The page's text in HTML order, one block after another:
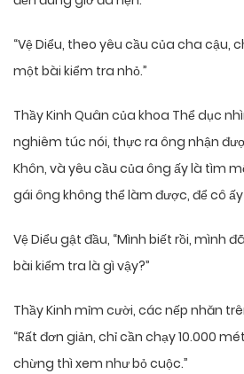
“Vệ Diểu, theo yêu cầu của cha cậu,
một bài kiểm tra nhỏ.”
Thầy Kinh Quân của khoa Thể dục
nghiêm túc nói, thực ra ông nhận
Khôn, và yêu cầu của ông ấy là tìm
gái ông không thể làm được, để cô
Vệ Diểu gật đầu, “Mình biết rồi, mình
bài kiểm tra là gì vậy?”
Thầy Kinh mỉm cười, các nếp nhăn
“Rất đơn giản, chỉ cần chạy 10.000
chừng thì xem như bỏ cuộc.”